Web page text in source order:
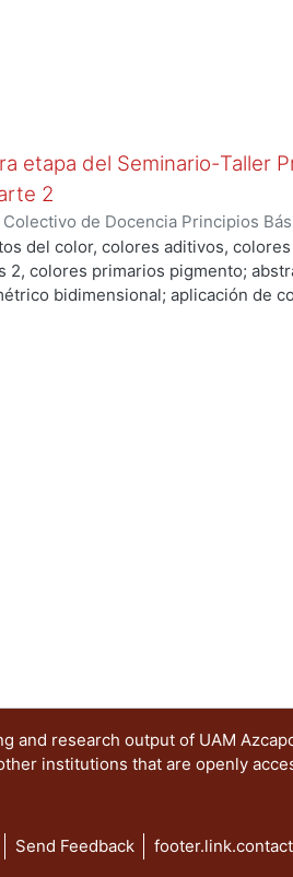
etapa del Seminario-Taller
2
Colectivo de Docencia Principios
Básicos del Diseño
Unidad Azcapotzalco.
de Docencia Principios Básicos
del color, colores aditivos,
2, colores primarios pigmento;
bidimensional; aplicación de
research output of UAM
institutions that are openly
Send Feedback footer.link.contact